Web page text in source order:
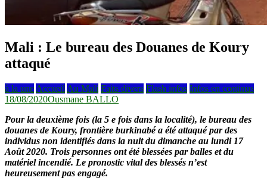
Mali : Le bureau des Douanes de Koury
attaqué
à la une Accueil Au Mali Faits divers Flash infos Infos en continus
18/08/2020Ousmane BALLO
Pour la deuxième fois (la 5 e fois dans la localité), le bureau des
douanes de Koury, frontière burkinabé a été attaqué par des
individus non identifiés dans la nuit du dimanche au lundi 17
Août 2020. Trois personnes ont été blessées par balles et du
matériel incendié. Le pronostic vital des blessés n’est
heureusement pas engagé.